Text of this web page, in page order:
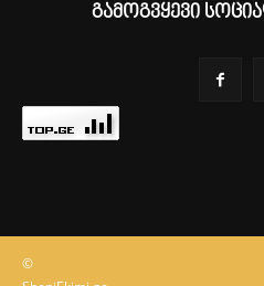
გამოგვყევი
©